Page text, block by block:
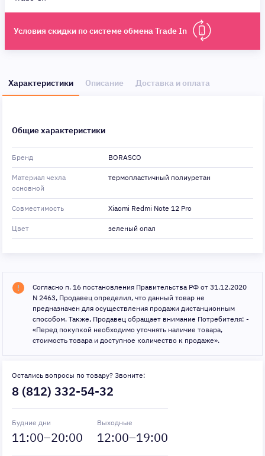
Условия скидки по системе обмена Trade In
Характеристики Описание Доставка и оплата
Общие характеристики
Бренд BORASCO
Материал чехла
основной
термопластичный полиуретан
Совместимость Xiaomi Redmi Note 12 Pro
Цвет зеленый опал
Согласно п. 16 постановления Правительства РФ от 31.12.2020
N 2463, Продавец определил, что данный товар не
предназначен для осуществления продажи дистанционным
способом. Также, Продавец обращает внимание Потребителя: -
«Перед покупкой необходимо уточнять наличие товара,
стоимость товара и доступное количество к продаже».
Остались вопросы по товару? Звоните:
8 (812) 332-54-32
Будние дни
11:00–20:00
Выходные
12:00–19:00